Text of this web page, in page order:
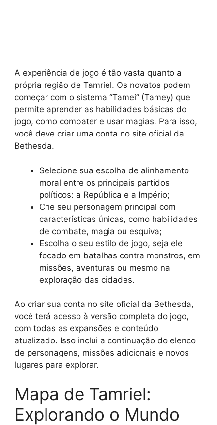
A experiência de jogo é tão vasta quanto a
própria região de Tamriel. Os novatos podem
começar com o sistema “Tamei” (Tamey) que
permite aprender as habilidades básicas do
jogo, como combater e usar magias. Para isso,
você deve criar uma conta no site oficial da
Bethesda.
Selecione sua escolha de alinhamento
moral entre os principais partidos
políticos: a República e a Império;
Crie seu personagem principal com
características únicas, como habilidades
de combate, magia ou esquiva;
Escolha o seu estilo de jogo, seja ele
focado em batalhas contra monstros, em
missões, aventuras ou mesmo na
exploração das cidades.
Ao criar sua conta no site oficial da Bethesda,
você terá acesso à versão completa do jogo,
com todas as expansões e conteúdo
atualizado. Isso inclui a continuação do elenco
de personagens, missões adicionais e novos
lugares para explorar.
Mapa de Tamriel:
Explorando o Mundo